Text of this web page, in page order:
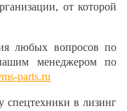
от которой
любых вопросов по
менеджером по
parts.ru
в лизинг